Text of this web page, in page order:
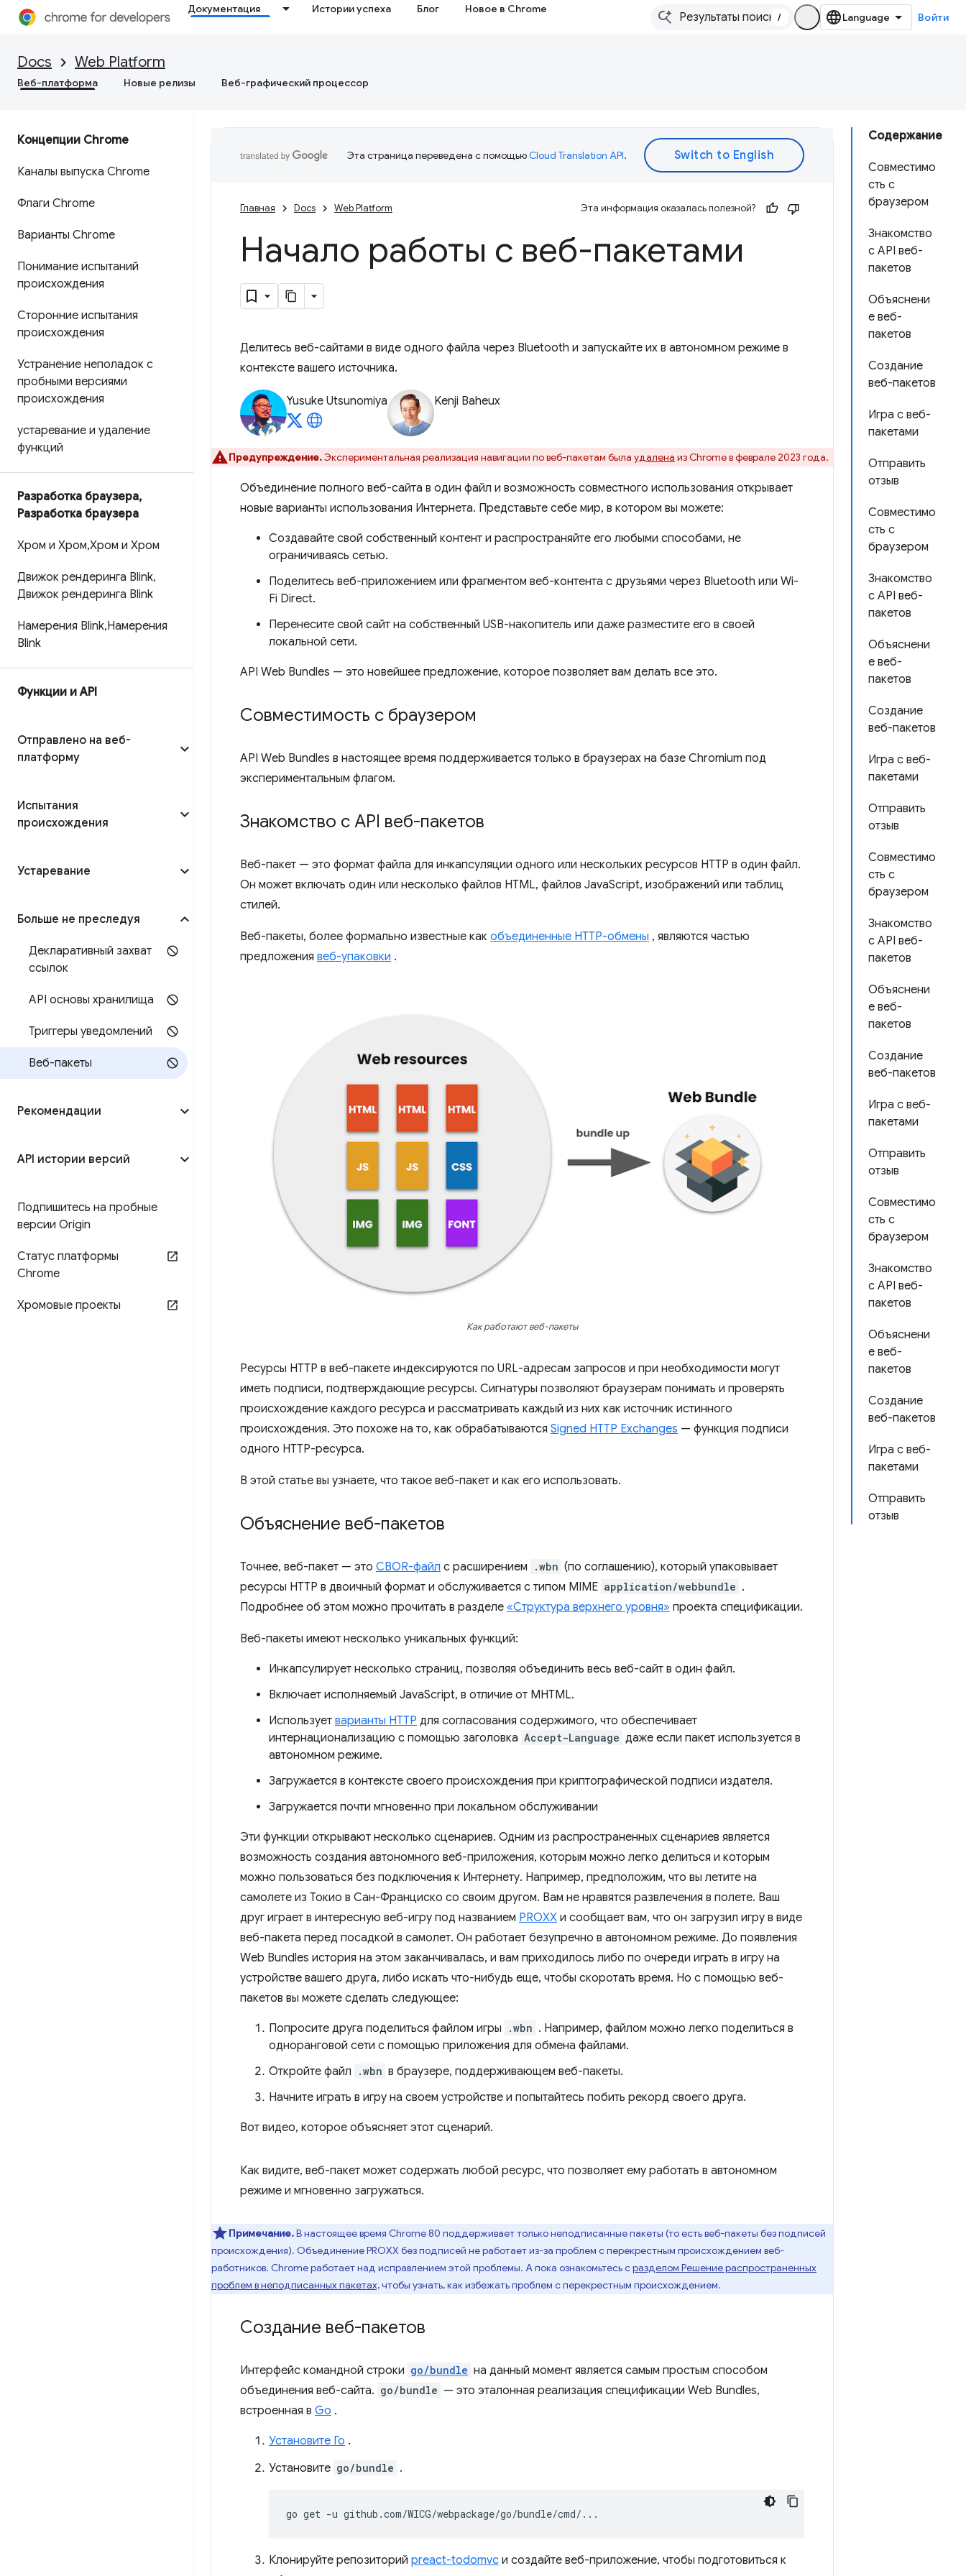
Документация Истории успеха Блог Новое в Chrome
/ Войти
Docs Web Platform
Веб-платформа Новые релизы Веб-графический процессор
Концепции Chrome
Каналы выпуска Chrome
Флаги Chrome
Варианты Chrome
Понимание испытаний
происхождения
Сторонние испытания
происхождения
Устранение неполадок с
пробными версиями
происхождения
устаревание и удаление
функций
Разработка браузера,
Разработка браузера
Хром и Хром,Хром и Хром
Движок рендеринга Blink,
Движок рендеринга Blink
Намерения Blink,Намерения
Blink
Функции и API
Отправлено на веб-
платформу
Испытания
происхождения
Устаревание
Больше не преследуя
Декларативный захват
ссылок
API основы хранилища
Триггеры уведомлений
Веб-пакеты
Рекомендации
API истории версий
Подпишитесь на пробные
версии Origin
Статус платформы
Chrome
Хромовые проекты
Содержание
Совместимо
сть с
браузером
Знакомство
с API веб-
пакетов
Объяснени
е веб-
пакетов
Создание
веб-пакетов
Игра с веб-
пакетами
Отправить
отзыв
Совместимо
сть с
браузером
Знакомство
с API веб-
пакетов
Объяснени
е веб-
пакетов
Создание
веб-пакетов
Игра с веб-
пакетами
Отправить
отзыв
Совместимо
сть с
браузером
Знакомство
с API веб-
пакетов
Объяснени
е веб-
пакетов
Создание
веб-пакетов
Игра с веб-
пакетами
Отправить
отзыв
Совместимо
сть с
браузером
Знакомство
с API веб-
пакетов
Объяснени
е веб-
пакетов
Создание
веб-пакетов
Игра с веб-
пакетами
Отправить
отзыв
Эта страница переведена с помощьюCloud Translation API.
Главная Docs Web Platform Эта информация оказалась полезной?
Начало работы с веб-пакетами
Делитесь веб-сайтами в виде одного файла через Bluetooth и запускайте их в автономном режиме в
контексте вашего источника.
Yusuke Utsunomiya Kenji Baheux
Предупреждение.Экспериментальная реализация навигации по веб-пакетам была удалена из Chrome в феврале 2023 года.
Объединение полного веб-сайта в один файл и возможность совместного использования открывает
новые варианты использования Интернета. Представьте себе мир, в котором вы можете:
Создавайте свой собственный контент и распространяйте его любыми способами, не
ограничиваясь сетью.
Поделитесь веб-приложением или фрагментом веб-контента с друзьями через Bluetooth или Wi-
Fi Direct.
Перенесите свой сайт на собственный USB-накопитель или даже разместите его в своей
локальной сети.
API Web Bundles — это новейшее предложение, которое позволяет вам делать все это.
Совместимость с браузером
API Web Bundles в настоящее время поддерживается только в браузерах на базе Chromium под
экспериментальным флагом.
Знакомство с API веб-пакетов
Веб-пакет — это формат файла для инкапсуляции одного или нескольких ресурсов HTTP в один файл.
Он может включать один или несколько файлов HTML, файлов JavaScript, изображений или таблиц
стилей.
Веб-пакеты, более формально известные как объединенные HTTP-обмены , являются частью
предложения веб-упаковки .
Как работают веб-пакеты
Ресурсы HTTP в веб-пакете индексируются по URL-адресам запросов и при необходимости могут
иметь подписи, подтверждающие ресурсы. Сигнатуры позволяют браузерам понимать и проверять
происхождение каждого ресурса и рассматривать каждый из них как источник истинного
происхождения. Это похоже на то, как обрабатываются Signed HTTP Exchanges — функция подписи
одного HTTP-ресурса.
В этой статье вы узнаете, что такое веб-пакет и как его использовать.
Объяснение веб-пакетов
Точнее, веб-пакет — это CBOR-файл с расширением .wbn (по соглашению), который упаковывает
ресурсы HTTP в двоичный формат и обслуживается с типом MIME application/webbundle .
Подробнее об этом можно прочитать в разделе «Структура верхнего уровня» проекта спецификации.
Веб-пакеты имеют несколько уникальных функций:
Инкапсулирует несколько страниц, позволяя объединить весь веб-сайт в один файл.
Включает исполняемый JavaScript, в отличие от MHTML.
Использует варианты HTTP для согласования содержимого, что обеспечивает
интернационализацию с помощью заголовка Accept-Language даже если пакет используется в
автономном режиме.
Загружается в контексте своего происхождения при криптографической подписи издателя.
Загружается почти мгновенно при локальном обслуживании
Эти функции открывают несколько сценариев. Одним из распространенных сценариев является
возможность создания автономного веб-приложения, которым можно легко делиться и которым
можно пользоваться без подключения к Интернету. Например, предположим, что вы летите на
самолете из Токио в Сан-Франциско со своим другом. Вам не нравятся развлечения в полете. Ваш
друг играет в интересную веб-игру под названием PROXX и сообщает вам, что он загрузил игру в виде
веб-пакета перед посадкой в ​​самолет. Он работает безупречно в автономном режиме. До появления
Web Bundles история на этом заканчивалась, и вам приходилось либо по очереди играть в игру на
устройстве вашего друга, либо искать что-нибудь еще, чтобы скоротать время. Но с помощью веб-
пакетов вы можете сделать следующее:
Попросите друга поделиться файлом игры .wbn . Например, файлом можно легко поделиться в
одноранговой сети с помощью приложения для обмена файлами.
Откройте файл
.wbn в браузере, поддерживающем веб-пакеты.
Начните играть в игру на своем устройстве и попытайтесь побить рекорд своего друга.
Вот видео, которое объясняет этот сценарий.
Как видите, веб-пакет может содержать любой ресурс, что позволяет ему работать в автономном
режиме и мгновенно загружаться.
Примечание.В настоящее время Chrome 80 поддерживает только неподписанные пакеты (то есть веб-пакеты без подписей
происхождения). Объединение PROXX без подписей не работает из-за проблем с перекрестным происхождением веб-
работников. Chrome работает над исправлением этой проблемы. А пока ознакомьтесь сразделом Решение распространенных
проблем в неподписанных пакетах,чтобы узнать, как избежать проблем с перекрестным происхождением.
Создание веб-пакетов
Интерфейс командной строки go/bundle на данный момент является самым простым способом
объединения веб-сайта. go/bundle — это эталонная реализация спецификации Web Bundles,
встроенная в Go .
Установите Го .
Установите go/bundle .
go get -u
Клонируйте репозиторий preact-todomvc и создайте веб-приложение, чтобы подготовиться к